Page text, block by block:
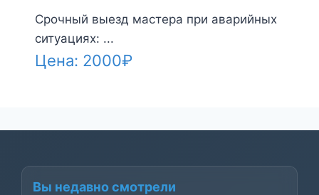
Срочный выезд мастера при аварийных
ситуациях: ...
Цена: 2000₽
Вы недавно смотрели